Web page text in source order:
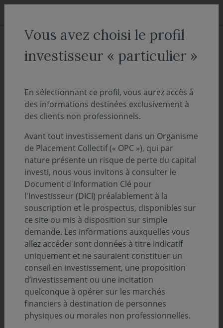
Aller au menu
Aller au contenu
ACCUEIL Actualités
avant notre fonds Covéa
Amérique Mid Cap
NOS FONDS 13 septembre 2021
Vincent HADERER a été interviewé par Le
Revenu, l'occasion d'exposer son point de vue
sur les actions américaines de moyennes
capitalisations.
Vous avez choisi le profil
investisseur « particulier »
En sélectionnant ce profil, vous aurez accès à
des informations destinées exclusivement à
des clients non professionnels.
Avant tout investissement dans un Organisme
de Placement Collectif (« OPC »), qui par
nature présente un risque de perte du capital
investi, nous vous invitons à consulter le
Document d'Information Clé pour
l'Investisseur (DICI) préalablement à la
souscription et le prospectus, disponibles sur
ce site ou mis à disposition sur simple
demande. Les informations auxquelles vous
allez accéder sont données à titre indicatif
uniquement et ne sauraient constituer un
conseil en investissement, une proposition
d’investissement ou une incitation
quelconque à opérer sur les marchés
financiers à destination de personnes
physiques ou morales non professionnelles.